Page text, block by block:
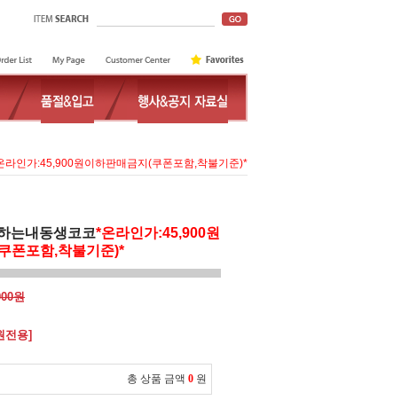
라인가:45,900원이하판매금지(쿠폰포함,착불기준)*
는내동생코코*온라인가:45,900원
폰포함,착불기준)*
원
전용]
총 상품 금액 0 원